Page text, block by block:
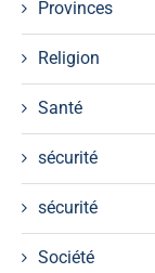
Provinces
Religion
Santé
sécurité
sécurité
Société